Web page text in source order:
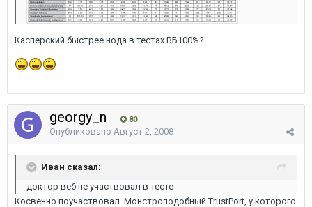
Касперский быстрее нода в тестах ВБ100%?
georgy_n 80
Опубликовано Август 2, 2008
Иван сказал:
доктор веб не участвовал в тесте
Косвенно поучаствовал. Монстроподобный TrustPort, у которого